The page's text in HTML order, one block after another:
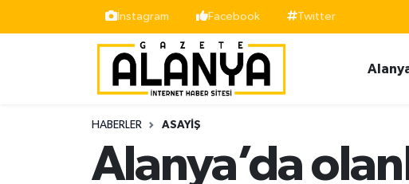
İnstagram Facebook Twitter
HABERLER ASAYIŞ
Alanya’da
İstanbul Nöbetçi Eczaneler
İstanbul Hava Durumu